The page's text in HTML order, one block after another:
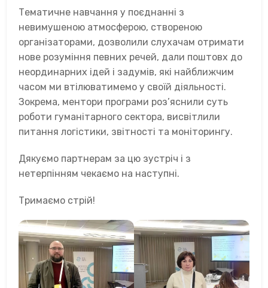
Тематичне навчання у поєднанні з
невимушеною атмосферою, створеною
організаторами, дозволили слухачам отримати
нове розуміння певних речей, дали поштовх до
неординарних ідей і задумів, які найближчим
часом ми втілюватимемо у своїй діяльності.
Зокрема, ментори програми роз’яснили суть
роботи гуманітарного сектора, висвітлили
питання логістики, звітності та моніторингу.
Дякуємо партнерам за цю зустріч і з
нетерпінням чекаємо на наступні.
Тримаємо стрій!